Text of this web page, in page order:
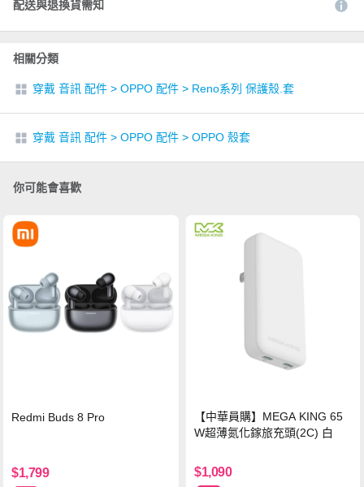
配送與退換貨需知
相關分類
穿戴 音訊 配件 > OPPO 配件 > Reno系列 保護殼.套
穿戴 音訊 配件 > OPPO 配件 > OPPO 殼套
你可能會喜歡
Redmi Buds 8 Pro
$1,799
【中華員購】MEGA KING 65
W超薄氮化鎵旅充頭(2C) 白
$1,090